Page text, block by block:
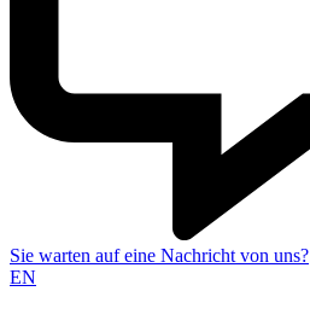
Sie warten auf eine Nachricht von uns?
EN